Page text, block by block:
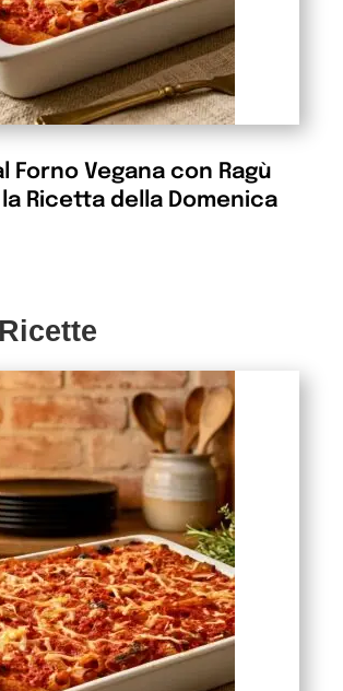
Forno Vegana con Ragù
la Ricetta della Domenica